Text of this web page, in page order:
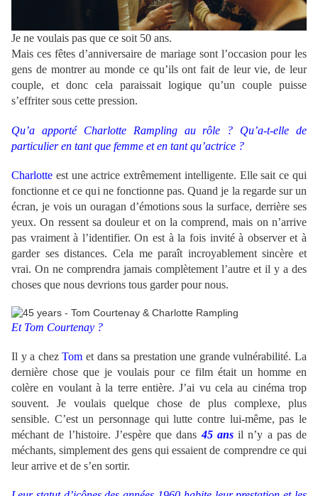
Je ne voulais pas que ce soit 50 ans.
Mais ces fêtes d’anniversaire de mariage sont l’occasion pour les
gens de montrer au monde ce qu’ils ont fait de leur vie, de leur
couple, et donc cela paraissait logique qu’un couple puisse
s’effriter sous cette pression.
Qu’a apporté Charlotte Rampling au rôle ? Qu’a-t-elle de
particulier en tant que femme et en tant qu’actrice ?
Charlotte est une actrice extrêmement intelligente. Elle sait ce qui
fonctionne et ce qui ne fonctionne pas. Quand je la regarde sur un
écran, je vois un ouragan d’émotions sous la surface, derrière ses
yeux. On ressent sa douleur et on la comprend, mais on n’arrive
pas vraiment à l’identifier. On est à la fois invité à observer et à
garder ses distances. Cela me paraît incroyablement sincère et
vrai. On ne comprendra jamais complètement l’autre et il y a des
choses que nous devrions tous garder pour nous.
Et Tom Courtenay ?
Il y a chezTom et dans sa prestation une grande vulnérabilité. La
dernière chose que je voulais pour ce film était un homme en
colère en voulant à la terre entière. J’ai vu cela au cinéma trop
souvent. Je voulais quelque chose de plus complexe, plus
sensible. C’est un personnage qui lutte contre lui-même, pas le
méchant de l’histoire. J’espère que dans45 ansil n’y a pas de
méchants, simplement des gens qui essaient de comprendre ce qui
leur arrive et de s’en sortir.